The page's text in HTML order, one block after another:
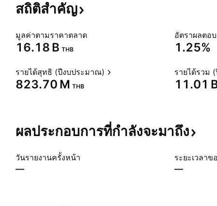
สถิติสำคัญ
มูลค่าตามราคาตลาด
‪16.18 B‬ THB 1.25%
รายได้สุทธิ (ปีงบประมาณ)
‪823.70 M‬ THB
รายได้รวม
‪11.01
ผลประกอบการที่กำลังจะมาถึง
วันรายงานครั้งหน้า
—
ระยะเวลาข
—